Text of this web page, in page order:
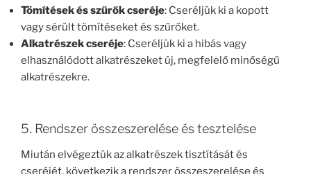
Tömítések és szűrők cseréje: Cseréljük ki a kopott
vagy sérült tömítéseket és szűrőket.
Alkatrészek cseréje: Cseréljük ki a hibás vagy
elhasználódott alkatrészeket új, megfelelő minőségű
alkatrészekre.
5. Rendszer összeszerelése és tesztelése
Miután elvégeztük az alkatrészek tisztítását és
cseréjét, következik a rendszer összeszerelése és